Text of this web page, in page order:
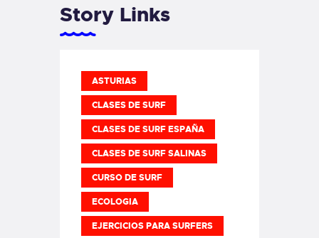
Story Links
ASTURIAS
CLASES DE SURF
CLASES DE SURF ESPAÑA
CLASES DE SURF SALINAS
CURSO DE SURF
ECOLOGIA
EJERCICIOS PARA SURFERS